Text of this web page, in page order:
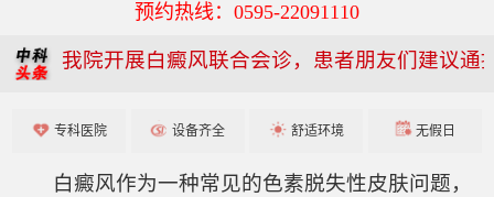
预约热线：0595-22091110
我院开展白癜风联合会诊，患者朋友们建议通
专科医院 设备齐全 舒适环境 无假日
白癜风作为一种常见的色素脱失性皮肤问题，